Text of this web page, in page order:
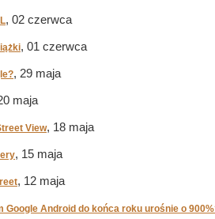
, 02 czerwca
, 01 czerwca
, 29 maja
maja
View, 18 maja
, 15 maja
, 12 maja
Google Android do końca roku urośnie o